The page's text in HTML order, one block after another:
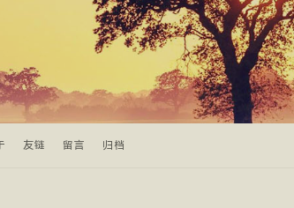
友链 留言 归档